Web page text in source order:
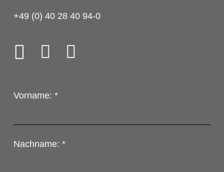
+49 (0) 40 28 40 94-0
Vorname: *
Nachname: *